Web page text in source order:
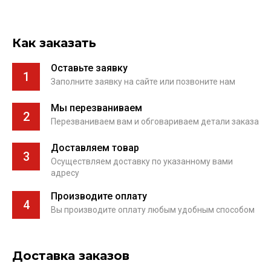
Как заказать
1
Оставьте заявку
Заполните заявку на сайте или позвоните нам
2
Мы перезваниваем
Перезваниваем вам и обговариваем детали заказа
3
Доставляем товар
Осуществляем доставку по указанному вами
адресу
4
Производите оплату
Вы производите оплату любым удобным способом
Доставка заказов